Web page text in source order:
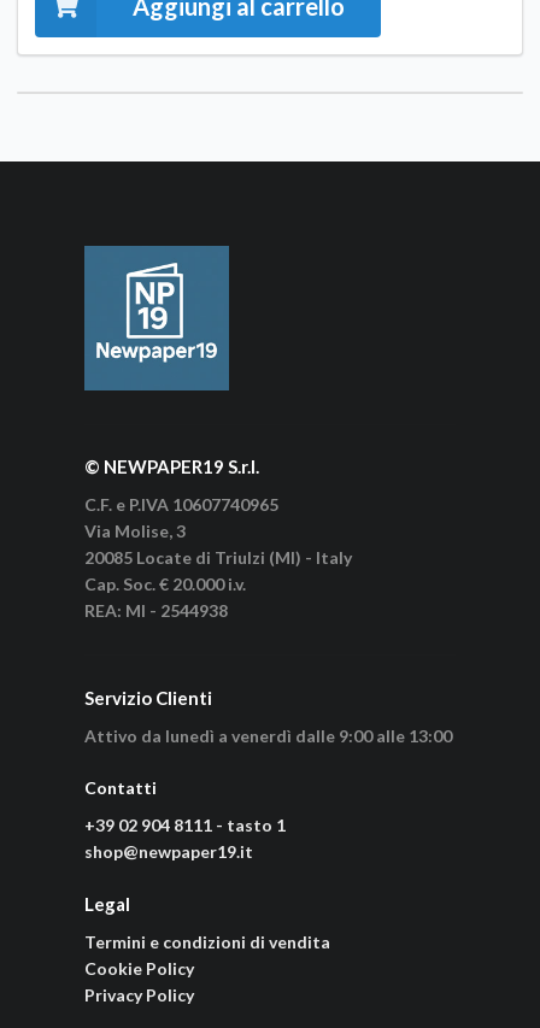
© NEWPAPER19 S.r.l.
C.F. e P.IVA 10607740965
Via Molise, 3
20085 Locate di Triulzi (MI) - Italy
Cap. Soc. € 20.000 i.v.
REA: MI - 2544938
Servizio Clienti
Attivo da lunedì a venerdì dalle 9:00 alle 13:00
Contatti
+39 02 904 8111 - tasto 1
shop@newpaper19.it
Legal
Termini e condizioni di vendita
Cookie Policy
Privacy Policy